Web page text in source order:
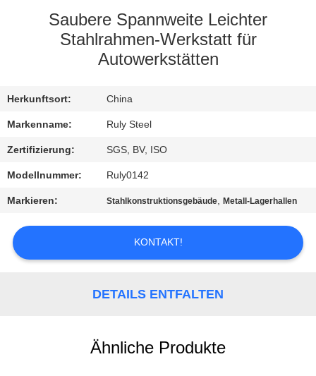
ÜBER
AUSFLUG
QUALITÄTSKONTROLLE
TRETEN
MIT
UNS
NACHRICHTEN
Saubere Spannweite Leichter
Stahlrahmen-Werkstatt für
Autowerkstätten
Herkunftsort: China
Markenname: Ruly Steel
Zertifizierung: SGS, BV, ISO
Modellnummer: Ruly0142
Markieren: Stahlkonstruktionsgebäude,Metall-Lagerhallen
KONTAKT!
DETAILS ENTFALTEN
Ähnliche Produkte